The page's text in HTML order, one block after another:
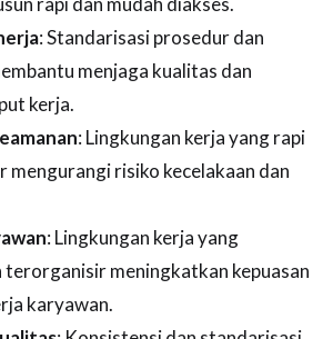
: Standarisasi prosedur dan
menjaga kualitas dan
kerja.
: Lingkungan kerja yang rapi
mengurangi risiko kecelakaan dan
: Lingkungan kerja yang
meningkatkan kepuasan
karyawan.